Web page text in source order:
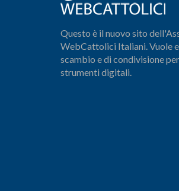
Questo è il nuovo sito
WebCattolici Italiani. Vuole
scambio e di condivisione
strumenti digitali.